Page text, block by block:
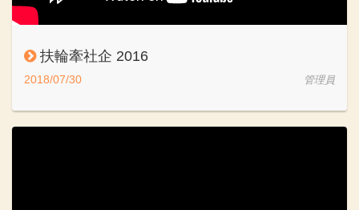
扶輪牽社企 2016
2018/07/30 管理員